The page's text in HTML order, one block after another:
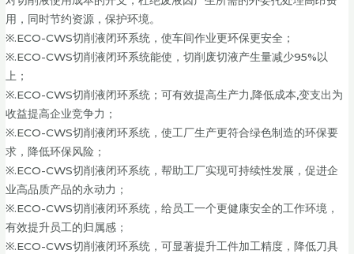
用，同时节约资源，保护环境。
※.ECO-CWS切削液闭环系统，使车间作业更环保更安全；
※.ECO-CWS切削液闭环系统能使，切削废切液产生量减少95%以
上；
※.ECO-CWS切削液闭环系统；可有效提高生产力,降低成本,变支出为
收益提高企业竞争力；
※.ECO-CWS切削液闭环系统，使工厂生产更符合绿色制造的环保要
求，降低环保风险；
※.ECO-CWS切削液闭环系统，帮助工厂实现可持续性发展，促进企
业高品质产品的永动力；
※.ECO-CWS切削液闭环系统，给员工一个更健康安全的工作环境，
有效提升员工的归属感；
※.ECO-CWS切削液闭环系统，可显著提升工件加工精度，降低刀具